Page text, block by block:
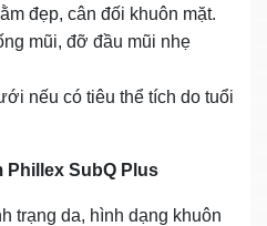
đẹp, cân đối khuôn mặt.
mũi, đỡ đầu mũi nhẹ
nếu có tiêu thể tích do tuổi
SubQ Plus
trạng da, hình dạng khuôn